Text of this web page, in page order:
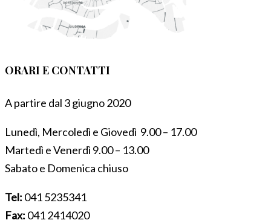
ORARI E CONTATTI
A partire dal 3 giugno 2020
Lunedì, Mercoledì e Giovedì 9.00 – 17.00
Martedì e Venerdì 9.00 – 13.00
Sabato e Domenica chiuso
Tel: 041 5235341
Fax: 041 2414020